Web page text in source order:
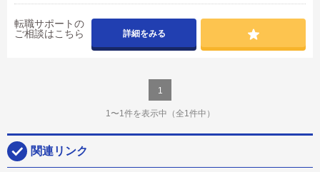
転職サポートの
ご相談はこちら
詳細をみる
1
1〜1件を表示中 （全1件中）
関連リンク